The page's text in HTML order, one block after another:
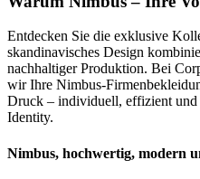
Entdecken Sie die exklusive
skandinavisches Design
nachhaltiger Produktion. Bei
wir Ihre Nimbus-
Druck – individuell, effizient
Identity.
Nimbus, hochwertig, modern